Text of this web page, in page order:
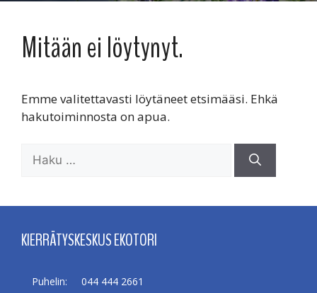
Mitään ei löytynyt.
Emme valitettavasti löytäneet etsimääsi. Ehkä
hakutoiminnosta on apua.
Haku:
KIERRÄTYSKESKUS EKOTORI
Puhelin:
044 444 2661